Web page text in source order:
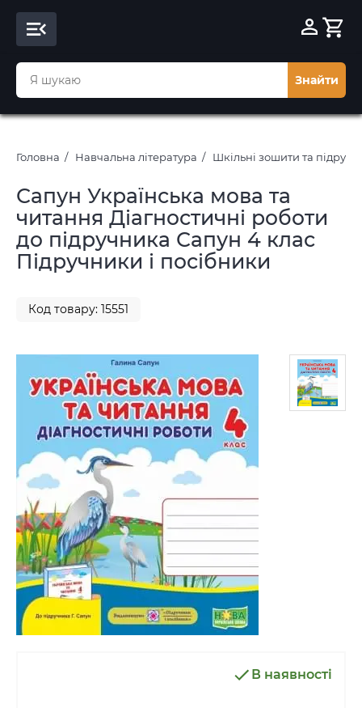
Знайти
Головна Навчальна література Шкільні зошити та
Сапун Українська мова та
читання Діагностичні роботи
до підручника Сапун 4 клас
Підручники і посібники
Код товару: 15551
В наявності